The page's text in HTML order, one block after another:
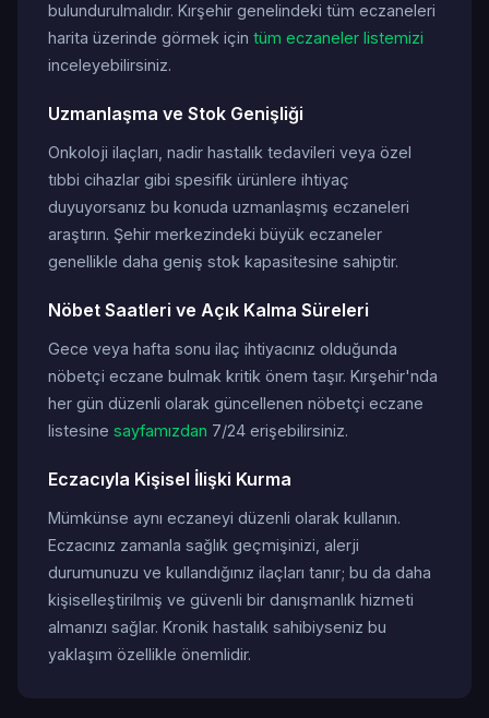
bulundurulmalıdır. Kırşehir genelindeki tüm eczaneleri
harita üzerinde görmek için tüm eczaneler listemizi
inceleyebilirsiniz.
Uzmanlaşma ve Stok Genişliği
Onkoloji ilaçları, nadir hastalık tedavileri veya özel
tıbbi cihazlar gibi spesifik ürünlere ihtiyaç
duyuyorsanız bu konuda uzmanlaşmış eczaneleri
araştırın. Şehir merkezindeki büyük eczaneler
genellikle daha geniş stok kapasitesine sahiptir.
Nöbet Saatleri ve Açık Kalma Süreleri
Gece veya hafta sonu ilaç ihtiyacınız olduğunda
nöbetçi eczane bulmak kritik önem taşır. Kırşehir'nda
her gün düzenli olarak güncellenen nöbetçi eczane
listesine sayfamızdan 7/24 erişebilirsiniz.
Eczacıyla Kişisel İlişki Kurma
Mümkünse aynı eczaneyi düzenli olarak kullanın.
Eczacınız zamanla sağlık geçmişinizi, alerji
durumunuzu ve kullandığınız ilaçları tanır; bu da daha
kişiselleştirilmiş ve güvenli bir danışmanlık hizmeti
almanızı sağlar. Kronik hastalık sahibiyseniz bu
yaklaşım özellikle önemlidir.